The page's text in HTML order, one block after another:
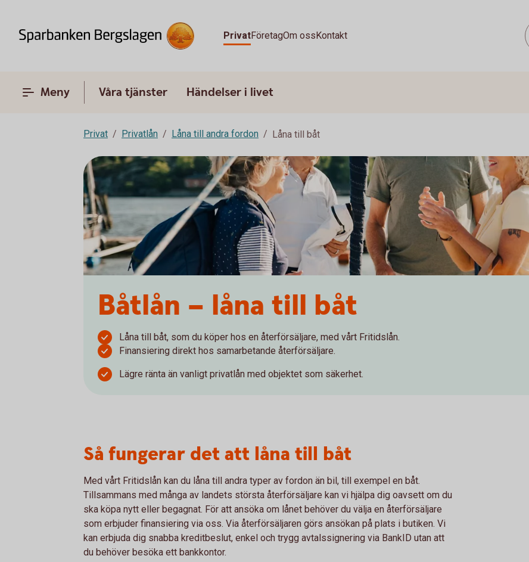
PrivatFöretagOm ossKontakt
Meny Våra tjänster Händelser i livet
Privat Privatlån Låna till andra fordon Låna till båt
Båtlån – låna till båt
Låna till båt, som du köper hos en återförsäljare, med vårt Fritidslån.
Finansiering direkt hos samarbetande återförsäljare.
Lägre ränta än vanligt privatlån med objektet som säkerhet.
Så fungerar det att låna till båt
Med vårt Fritidslån kan du låna till andra typer av fordon än bil, till exempel en båt.
Tillsammans med många av landets största återförsäljare kan vi hjälpa dig oavsett om du
ska köpa nytt eller begagnat. För att ansöka om lånet behöver du välja en återförsäljare
som erbjuder finansiering via oss. Via återförsäljaren görs ansökan på plats i butiken. Vi
kan erbjuda dig snabba kreditbeslut, enkel och trygg avtalssignering via BankID utan att
du behöver besöka ett bankkontor.